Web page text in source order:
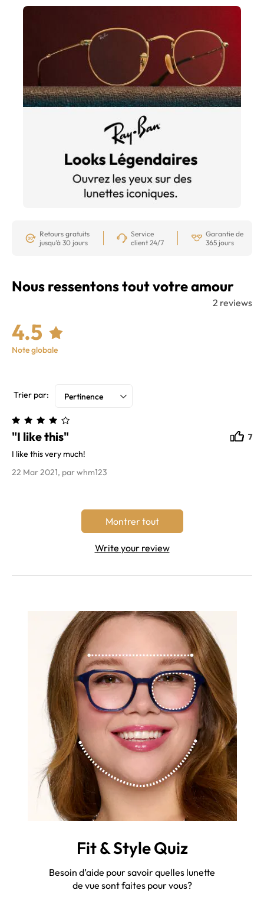
Retours gratuits
jusqu’à 30 jours
Service
client 24/7
Garantie de
365 jours
Nous ressentons tout votre amour
2 reviews
4.5
Note globale
Trier par: Pertinence
"I like this"
7
I like this very much!
7
22 Mar 2021, par whm123
Montrer tout
Write your review
Fit & Style Quiz
Besoin d’aide pour savoir quelles lunette
de vue sont faites pour vous?